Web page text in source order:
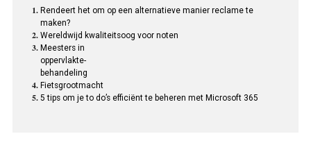
Rendeert het om op een alternatieve manier reclame te
maken?
Wereldwijd kwaliteitsoog voor noten
Meesters in
oppervlakte-
behandeling
Fietsgrootmacht
5 tips om je to do’s efficiënt te beheren met Microsoft 365